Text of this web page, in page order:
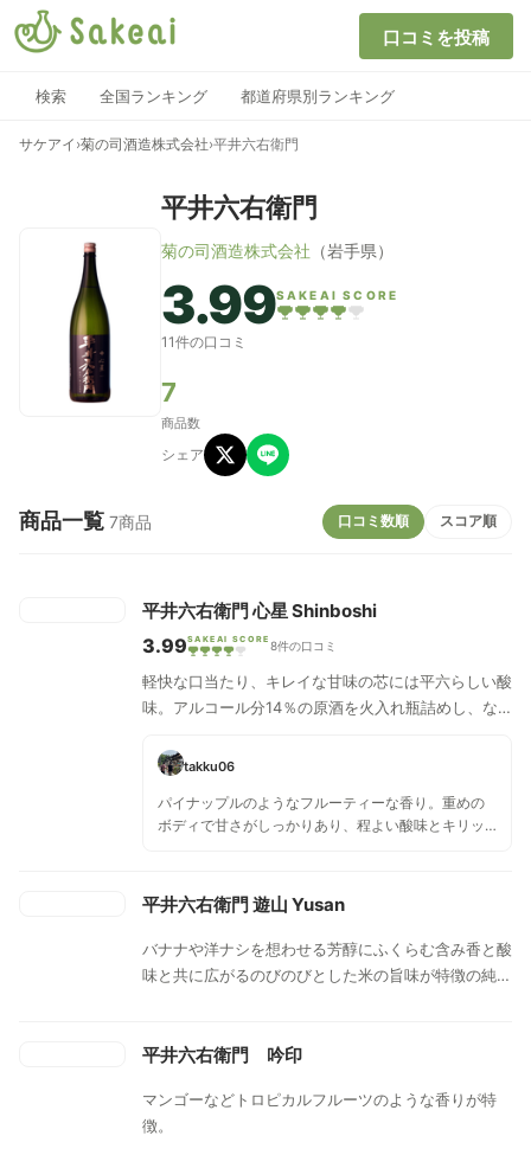
口コミを投稿
検索 全国ランキング 都道府県別ランキング
サケアイ ›菊の司酒造株式会社›平井六右衛門
平井六右衛門
菊の司酒造株式会社 （岩手県）
3.99SAKEAI SCORE
11件の口コミ
7
商品数
シェア
商品一覧 7商品 口コミ数順 スコア順
平井六右衛門 心星 Shinboshi
3.99SAKEAI SCORE 8件の口コミ
軽快な口当たり、キレイな甘味の芯には平六らしい酸
味。アルコール分14％の原酒を火入れ瓶詰めし、な
takku06
パイナップルのようなフルーティーな香り。重めの
ボディで甘さがしっかりあり、程よい酸味とキリッ
ィー系が好きな人にはオススメ出来る1本！
平井六右衛門 遊山 Yusan
バナナや洋ナシを想わせる芳醇にふくらむ含み香と酸
味と共に広がるのびのびとした米の旨味が特徴の純米
平井六右衛門 吟印
マンゴーなどトロピカルフルーツのような香りが特
徴。